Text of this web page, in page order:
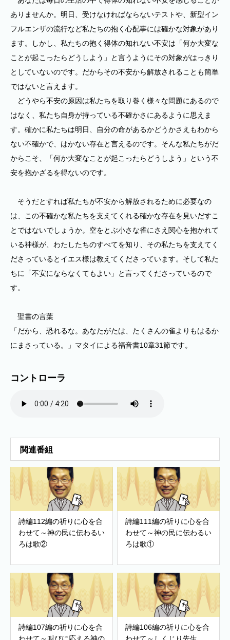
ありませんか。明日、受けなければならないテストや、新型イン
フルエンザの流行など私たちの抱く心配事には確かな対象があり
ます。しかし、私たちの抱く得体の知れない不安は「何か大変な
ことが起こったらどうしよう」と言うようにその対象がはっきり
としていないのです。だからその不安から解放されることも簡単
ではないと言えます。
どうやら不安の原因は私たちを取り巻く様々な問題にあるので
はなく、私たち自身が持っている不確かさにあるように思えま
す。確かに私たちは明日、自分の命があるかどうかさえもわから
ない不確かで、はかない存在と言えるのです。そんな私たちがだ
からこそ、「何か大変なことが起こったらどうしよう」という不
安を抱かざるを得ないのです。
そうだとすれば私たちが不安から解放されるために必要なの
は、この不確かな私たちを支えてくれる確かな存在を見いだすこ
とではないでしょうか。空をとぶ小さな雀にさえ関心を抱かれて
いる神様が、わたしたちのすべてを知り、その私たちを支えてく
ださっているとイエス様は教えてくださっています。そして私た
ちに「不安にならなくてもよい」と言ってくださっているので
す。
聖書の言葉
「だから、恐れるな。あなたがたは、たくさんの雀よりもはるか
にまさっている。」マタイによる福音書10章31節です。
コントローラ
関連番組
詩編112編の祈りに心を合
わせて～神の民に伝わるい
ろは歌②
詩編111編の祈りに心を合
わせて～神の民に伝わるい
ろは歌①
詩編107編の祈りに心を合
詩編106編の祈りに心を合